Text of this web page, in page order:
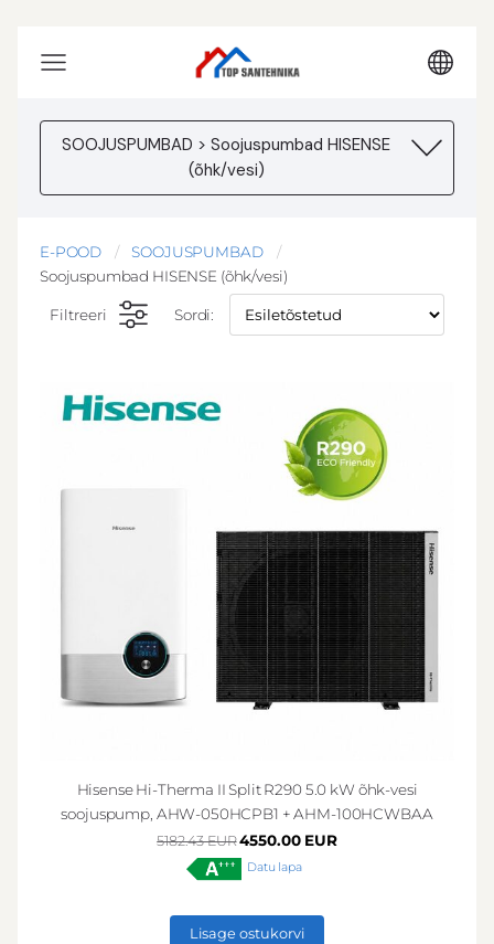
SOOJUSPUMBAD > Soojuspumbad HISENSE
(õhk/vesi)
E-POOD
SOOJUSPUMBAD
Soojuspumbad HISENSE (õhk/vesi)
Filtreeri Sordi:
Hisense Hi-Therma II Split R290 5.0 kW õhk-vesi
soojuspump, AHW-050HCPB1 + AHM-100HCWBAA
5182.43 EUR4550.00 EUR
Datu lapa
Lisage ostukorvi